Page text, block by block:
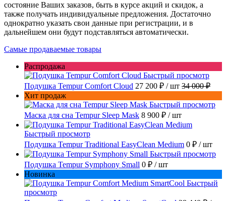
состояние Ваших заказов, быть в курсе акций и скидок, а
также получать индивидуальные предложения. Достаточно
однократно указать свои данные при регистрации, и в
дальнейшем они будут подставляться автоматически.
Самые продаваемые товары
Распродажа
Быстрый просмотр
Подушка Tempur Comfort Cloud 27 200 ₽ / шт 34 000 ₽
Хит продаж
Быстрый просмотр
Маска для сна Tempur Sleep Mask 8 900 ₽ / шт
Быстрый просмотр
Подушка Tempur Traditional EasyClean Medium 0 ₽ / шт
Быстрый просмотр
Подушка Tempur Symphony Small 0 ₽ / шт
Новинка
Быстрый
просмотр